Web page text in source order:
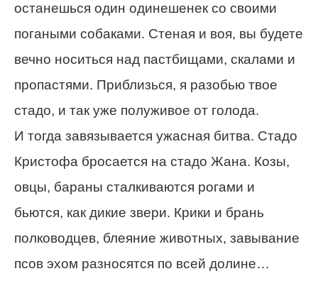
останешься один одинешенек со своими
погаными собаками. Стеная и воя, вы будете
вечно носиться над пастбищами, скалами и
пропастями. Приблизься, я разобью твое
стадо, и так уже полуживое от голода.
И тогда завязывается ужасная битва. Стадо
Кристофа бросается на стадо Жана. Козы,
овцы, бараны сталкиваются рогами и
бьются, как дикие звери. Крики и брань
полководцев, блеяние животных, завывание
псов эхом разносятся по всей долине…